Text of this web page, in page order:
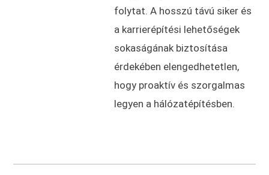
folytat. A hosszú távú siker és
a karrierépítési lehetőségek
sokaságának biztosítása
érdekében elengedhetetlen,
hogy proaktív és szorgalmas
legyen a hálózatépítésben.